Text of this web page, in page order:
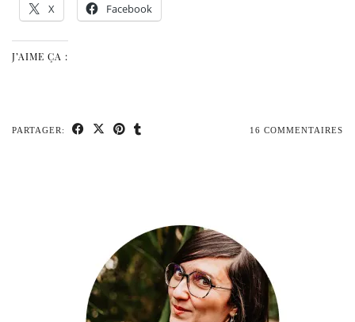
X Facebook
J’AIME ÇA :
PARTAGER: 16 COMMENTAIRES